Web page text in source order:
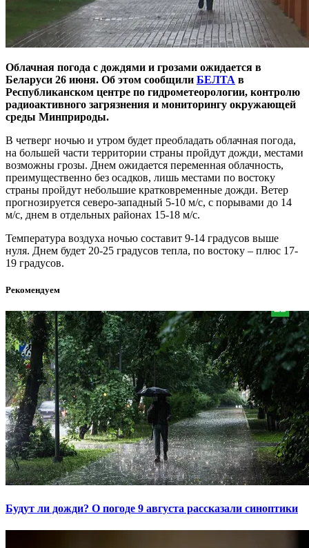
Облачная погода с дождями и грозами ожидается в
Беларуси 26 июня. Об этом сообщили БЕЛТА в
Республиканском центре по гидрометеорологии, контролю
радиоактивного загрязнения и мониторингу окружающей
среды Минприроды.
В четверг ночью и утром будет преобладать облачная погода,
на большей части территории страны пройдут дожди, местами
возможны грозы. Днем ожидается переменная облачность,
преимущественно без осадков, лишь местами по востоку
страны пройдут небольшие кратковременные дожди. Ветер
прогнозируется северо-западный 5-10 м/с, с порывами до 14
м/с, днем в отдельных районах 15-18 м/с.
Температура воздуха ночью составит 9-14 градусов выше
нуля. Днем будет 20-25 градусов тепла, по востоку – плюс 17-
19 градусов.
Рекомендуем
Будут ли дожди? О погоде 9 августа рассказали синоптики